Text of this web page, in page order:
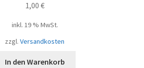
1,00 €
inkl. 19 % MwSt.
zzgl. Versandkosten
In den Warenkorb